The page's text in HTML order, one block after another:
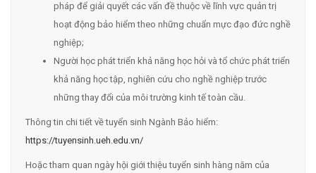
pháp để giải quyết các vấn đề thuộc về lĩnh vực quản trị
hoạt động bảo hiểm theo những chuẩn mực đạo đức nghề
nghiệp;
Người học phát triển khả năng học hỏi và tổ chức phát triển
khả năng học tập, nghiên cứu cho nghề nghiệp trước
những thay đổi của môi trường kinh tế toàn cầu.
Thông tin chi tiết về tuyển sinh Ngành Bảo hiểm:
https://tuyensinh.ueh.edu.vn/
Hoặc tham quan ngày hội giới thiệu tuyển sinh hàng năm của